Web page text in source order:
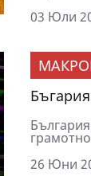
03 Юли
26 Юни